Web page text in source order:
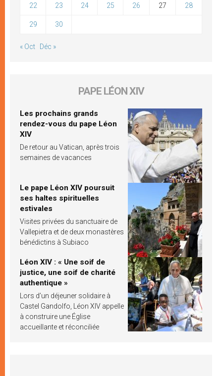
22 23 24 25 26 27 28
29 30
« Oct Déc »
PAPE LÉON XIV
Les prochains grands
rendez-vous du pape Léon
XIV
De retour au Vatican, après trois
semaines de vacances
Le pape Léon XIV poursuit
ses haltes spirituelles
estivales
Visites privées du sanctuaire de
Vallepietra et de deux monastères
bénédictins à Subiaco
Léon XIV : « Une soif de
justice, une soif de charité
authentique »
Lors d’un déjeuner solidaire à
Castel Gandolfo, Léon XIV appelle
à construire une Église
accueillante et réconciliée